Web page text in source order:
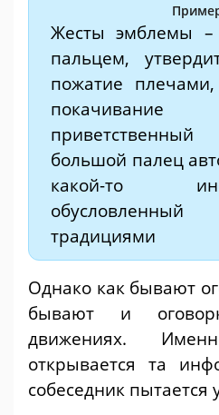
Жесты эмблемы
пальцем,
пожатие плечами,
большой палец
какой-то
традициями
Однако как бывают
бывают и
движениях.
открывается та
собеседник пытается